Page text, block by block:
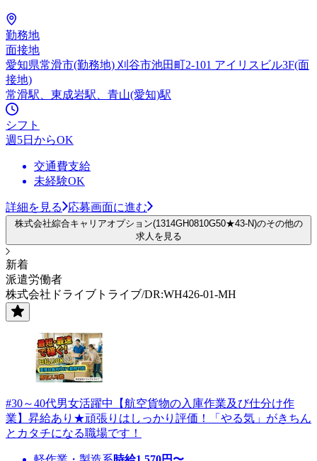
勤務地
面接地
愛知県常滑市(勤務地) 刈谷市池田町2-101 アイリスビル3F(面
接地)
常滑駅、東成岩駅、青山(愛知)駅
シフト
週5日からOK
交通費支給
未経験OK
詳細を見る 応募画面に進む
株式会社綜合キャリアオプション(1314GH0810G50★43-N)のその他の
求人を見る
新着
派遣労働者
株式会社ドライブトライブ/DR:WH426-01-MH
#30～40代男女活躍中【航空貨物の入庫作業及び仕分け作
業】昇給あり★頑張りはしっかり評価！「やる気」がきちん
とカタチになる職場です！